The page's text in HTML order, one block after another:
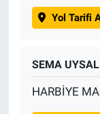
Yol Tarifi
SEMA
HARBİYE